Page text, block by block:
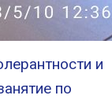
и
по